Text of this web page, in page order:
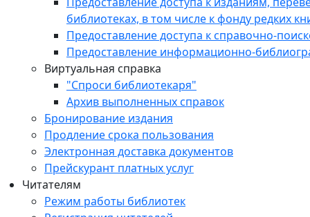
библиотеках, в том числе к фонду редких
Предоставление доступа к справочно-
Предоставление информационно-
Виртуальная справка
"Спроси библиотекаря"
Архив выполненных справок
Бронирование издания
Продление срока пользования
Электронная доставка документов
Прейскурант платных услуг
Читателям
Режим работы библиотек